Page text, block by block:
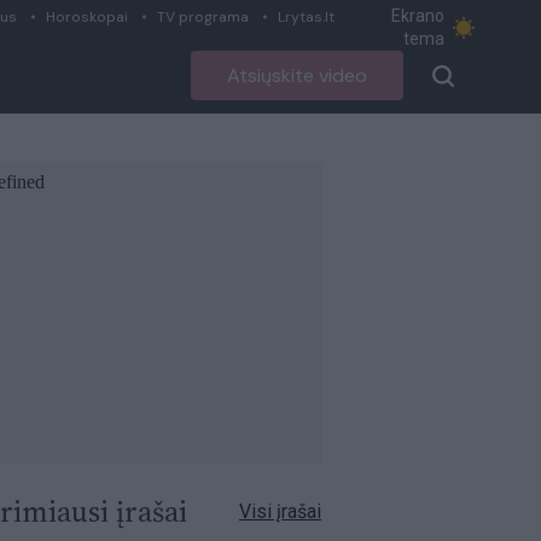
Horoskopai TV programa Lrytas.lt
Ekrano
tema
Atsiųskite video
įrašai Visi įrašai